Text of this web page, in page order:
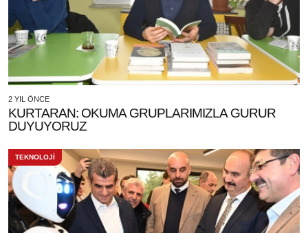
2 YIL ÖNCE
KURTARAN: OKUMA GRUPLARIMIZLA GURUR
DUYUYORUZ
TEKNOLOJİ